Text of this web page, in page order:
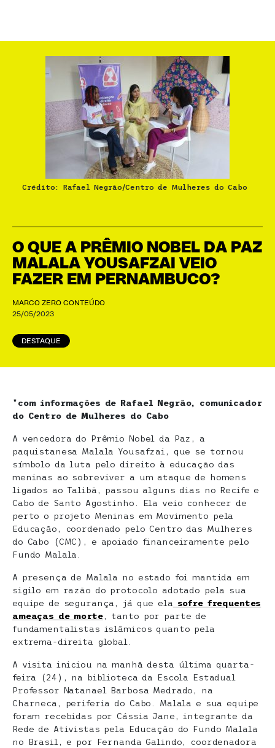
O QUE A PRÊMIO NOBEL DA PAZ
MALALA YOUSAFZAI VEIO
FAZER EM PERNAMBUCO?
MARCO ZERO CONTEÚDO
25/05/2023
DESTAQUE
Crédito: Rafael Negrão/Centro de Mulheres do Cabo
*com informações de Rafael Negrão, comunicador
do Centro de Mulheres do Cabo
A vencedora do Prêmio Nobel da Paz, a
paquistanesa Malala Yousafzai, que se tornou
símbolo da luta pelo direito à educação das
meninas ao sobreviver a um ataque de homens
ligados ao Talibã, passou alguns dias no Recife e
Cabo de Santo Agostinho. Ela veio conhecer de
perto o projeto Meninas em Movimento pela
Educação, coordenado pelo Centro das Mulheres
do Cabo (CMC), e apoiado financeiramente pelo
Fundo Malala.
A presença de Malala no estado foi mantida em
sigilo em razão do protocolo adotado pela sua
equipe de segurança, já que ela
sofre frequentes
ameaças de morte, tanto por parte de
fundamentalistas islâmicos quanto pela
extrema-direita global.
A visita iniciou na manhã desta última quarta-
feira (24), na biblioteca da Escola Estadual
Professor Natanael Barbosa Medrado, na
Charneca, periferia do Cabo. Malala e sua equipe
foram recebidas por Cássia Jane, integrante da
Rede de Ativistas pela Educação do Fundo Malala
no Brasil, e por Fernanda Galindo, coordenadora